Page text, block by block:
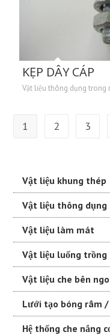
KẸP DÂY CÁP
Vật liệu thông dụng trong
1 2 3
Vật liệu khung thép
Vật liệu thông
Vật liệu làm mát
Vật liệu luống trồng
Vật liệu che bên
Lưới tạo bóng râm
Hệ thống che nắng